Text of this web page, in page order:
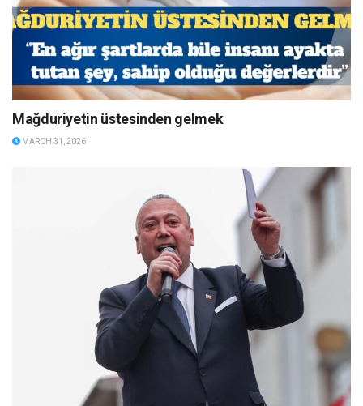
Mağduriyetin üstesinden gelmek
MARCH 31, 2026